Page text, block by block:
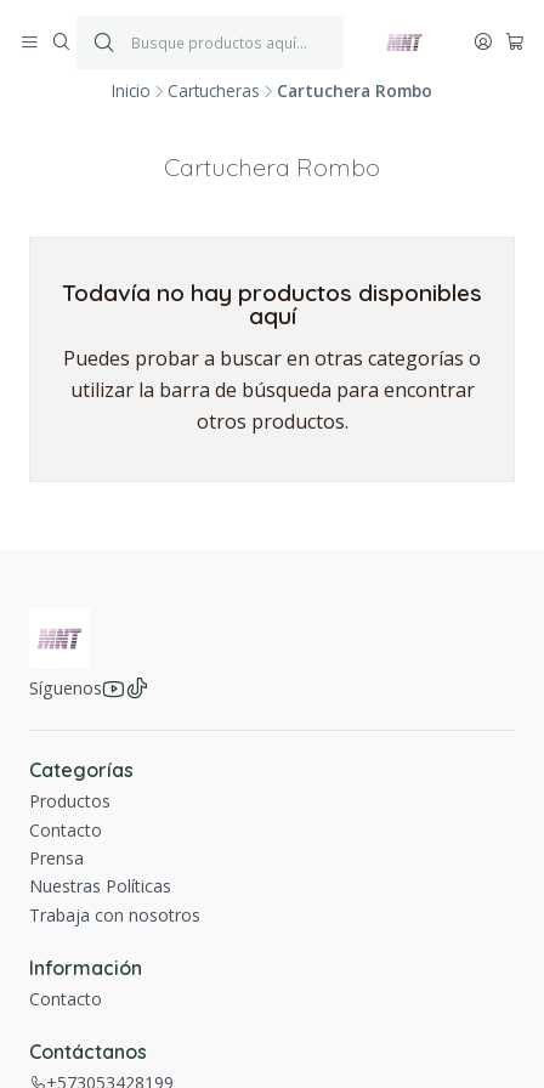
*Aplica condiciones y restricciones*
Inicio Cartucheras Cartuchera Rombo
Cartuchera Rombo
Todavía no hay productos disponibles
aquí
Puedes probar a buscar en otras categorías o
utilizar la barra de búsqueda para encontrar
otros productos.
Síguenos
Categorías
Productos
Contacto
Prensa
Nuestras Políticas
Trabaja con nosotros
Información
Contacto
Contáctanos
+573053428199